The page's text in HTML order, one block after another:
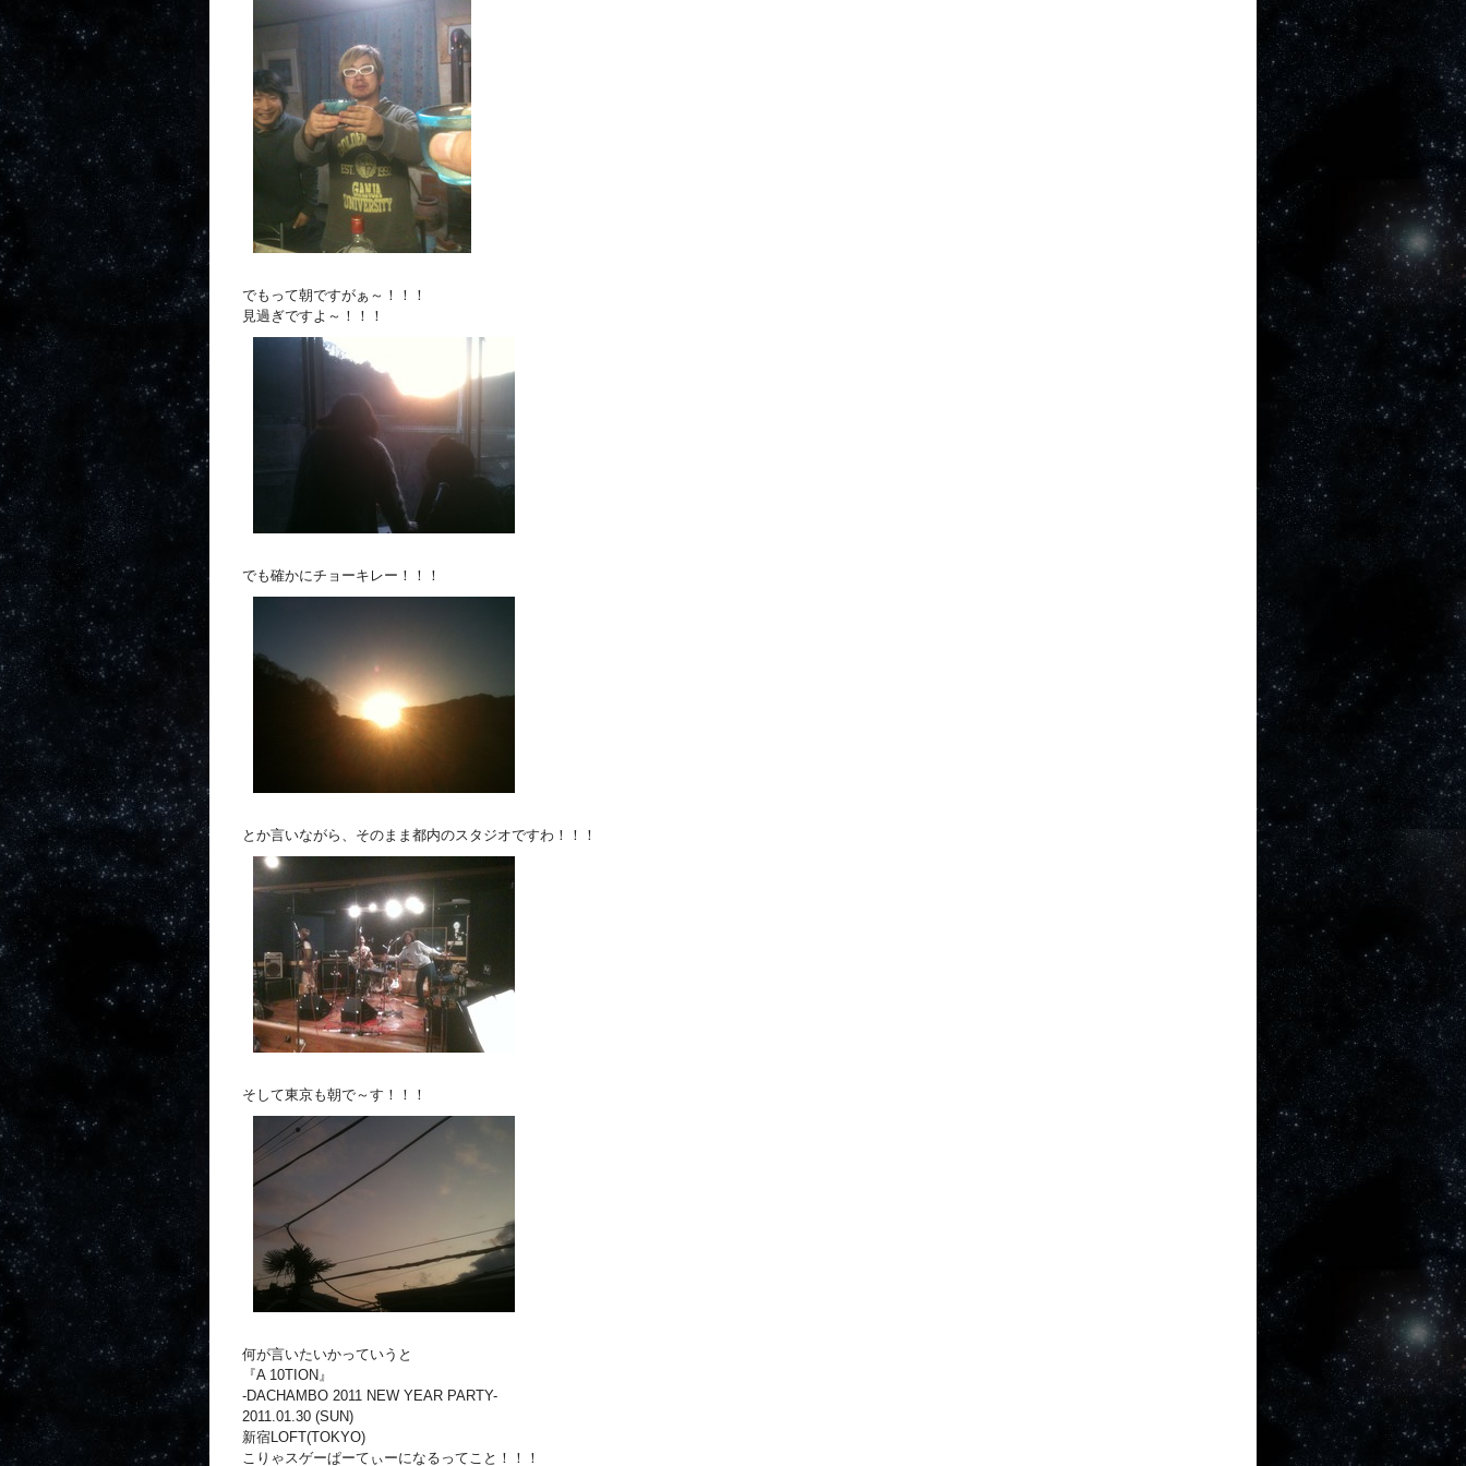
でもって朝ですがぁ～！！！
見過ぎですよ～！！！
でも確かにチョーキレー！！！
とか言いながら、そのまま都内のスタジオですわ！！！
そして東京も朝で～す！！！
何が言いたいかっていうと
『A 10TION』
-DACHAMBO 2011 NEW YEAR PARTY-
2011.01.30 (SUN)
新宿LOFT(TOKYO)
こりゃスゲーぱーてぃーになるってこと！！！